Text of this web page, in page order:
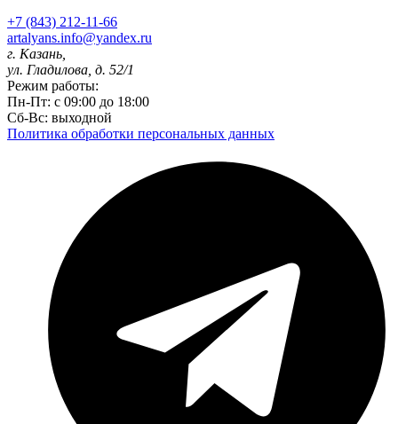
+7 (843) 212-11-66
artalyans.info@yandex.ru
г. Казань,
ул. Гладилова, д. 52/1
Режим работы:
Пн-Пт: с 09:00 до 18:00
Сб-Вс: выходной
Политика обработки персональных данных